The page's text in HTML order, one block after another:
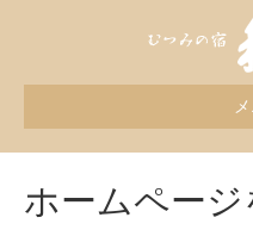
ホームペー